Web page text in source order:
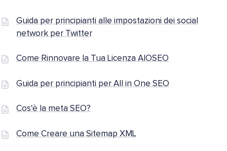
Guida per principianti alle impostazioni dei social
network per Twitter
Come Rinnovare la Tua Licenza AIOSEO
Guida per principianti per All in One SEO
Cos'è la meta SEO?
Come Creare una Sitemap XML